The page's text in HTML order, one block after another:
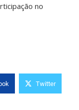
no
Twitter